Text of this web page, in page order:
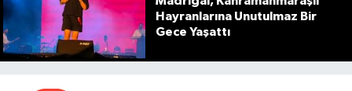
Hayranlarına Unutulmaz Bir
Gece Yaşattı